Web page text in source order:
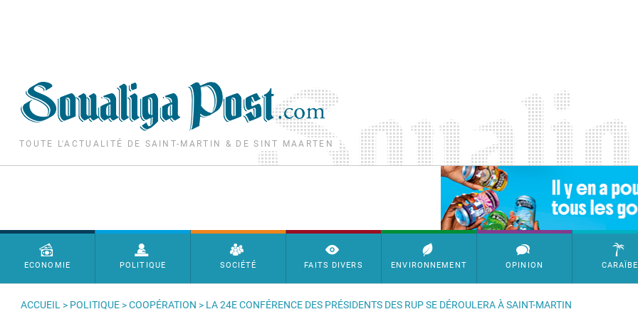
TOUTE L'ACTUALITÉ DE SAINT-MARTIN & DE SINT MAARTEN
SimpleAds Block Bannière
Menu principal
ECONOMIE POLITIQUE SOCIÉTÉ FAITS DIVERS ENVIRONNEMENT OPINION CARAÏBE
ACCUEIL > POLITIQUE >COOPÉRATION > LA 24E CONFÉRENCE DES PRÉSIDENTS DES RUP SE DÉROULERA À SAINT-MARTIN